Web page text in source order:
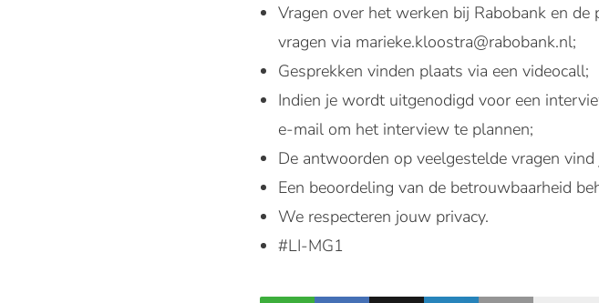
Vragen over het werken bij Rabobank en
vragen via marieke.kloostra@rabobank.nl;
Gesprekken vinden plaats via een videocall;
Indien je wordt uitgenodigd voor een
e-mail om het interview te plannen;
De antwoorden op veelgestelde vragen
Een beoordeling van de betrouwbaarheid
We respecteren jouw privacy.
#LI-MG1